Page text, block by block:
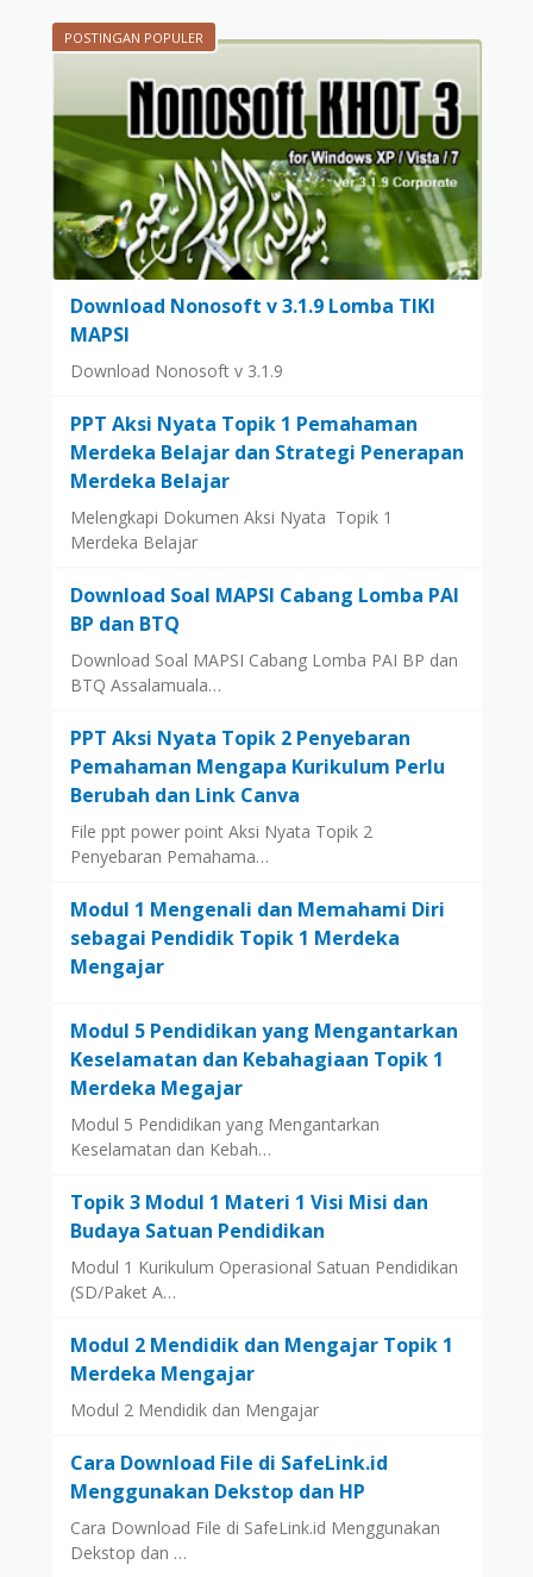
POSTINGAN POPULER
Download Nonosoft v 3.1.9 Lomba TIKI
MAPSI
Download Nonosoft v 3.1.9
PPT Aksi Nyata Topik 1 Pemahaman
Merdeka Belajar dan Strategi Penerapan
Merdeka Belajar
Melengkapi Dokumen Aksi Nyata Topik 1
Merdeka Belajar
Download Soal MAPSI Cabang Lomba PAI
BP dan BTQ
Download Soal MAPSI Cabang Lomba PAI BP dan
BTQ Assalamuala…
PPT Aksi Nyata Topik 2 Penyebaran
Pemahaman Mengapa Kurikulum Perlu
Berubah dan Link Canva
File ppt power point Aksi Nyata Topik 2
Penyebaran Pemahama…
Modul 1 Mengenali dan Memahami Diri
sebagai Pendidik Topik 1 Merdeka
Mengajar
Modul 5 Pendidikan yang Mengantarkan
Keselamatan dan Kebahagiaan Topik 1
Merdeka Megajar
Modul 5 Pendidikan yang Mengantarkan
Keselamatan dan Kebah…
Topik 3 Modul 1 Materi 1 Visi Misi dan
Budaya Satuan Pendidikan
Modul 1 Kurikulum Operasional Satuan Pendidikan
(SD/Paket A…
Modul 2 Mendidik dan Mengajar Topik 1
Merdeka Mengajar
Modul 2 Mendidik dan Mengajar
Cara Download File di SafeLink.id
Menggunakan Dekstop dan HP
Cara Download File di SafeLink.id Menggunakan
Dekstop dan …